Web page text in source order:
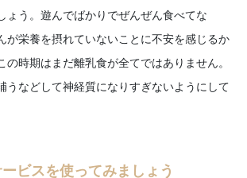
ょう。遊んでばかりでぜんぜん食べてな
が栄養を摂れていないことに不安を感じるか
の時期はまだ離乳食が全てではありません。
うなどして神経質になりすぎないようにして
ビスを使ってみましょう